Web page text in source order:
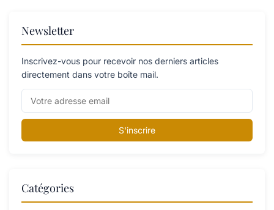
Newsletter
Inscrivez-vous pour recevoir nos derniers articles
directement dans votre boîte mail.
S'inscrire
Catégories